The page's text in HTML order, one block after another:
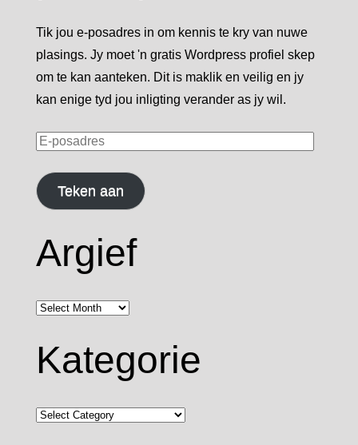
Tik jou e-posadres in om kennis te kry van nuwe
plasings. Jy moet 'n gratis Wordpress profiel skep
om te kan aanteken. Dit is maklik en veilig en jy
kan enige tyd jou inligting verander as jy wil.
E-
Teken aan
Argief
Argief
Kategorie
Kategorie